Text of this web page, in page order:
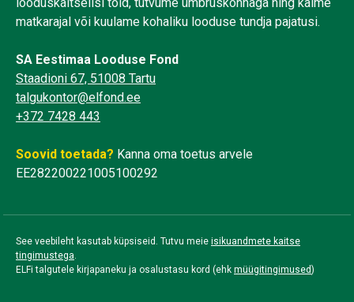
matkarajal või kuulame kohaliku looduse tundja pajatusi.
SA Eestimaa Looduse Fond
Staadioni 67, 51008 Tartu
talgukontor@elfond.ee
+372 7428 443
Soovid toetada? Kanna oma toetus arvele
EE282200221005100292
See veebileht kasutab küpsiseid. Tutvu meie isikuandmete kaitse
tingimustega.
ELFi talgutele kirjapaneku ja osalustasu kord (ehk müügitingimused)